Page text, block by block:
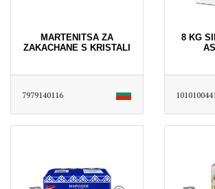
MARTENITSA ZA
ZAKACHANE S KRISTALI
7979140116
8 KG
1010100441